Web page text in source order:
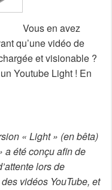
Vous en avez
qu’une vidéo de
et visionable ?
Youtube Light ! En
« Light » (en bêta)
a été conçu afin de
lors de
vidéos YouTube, et